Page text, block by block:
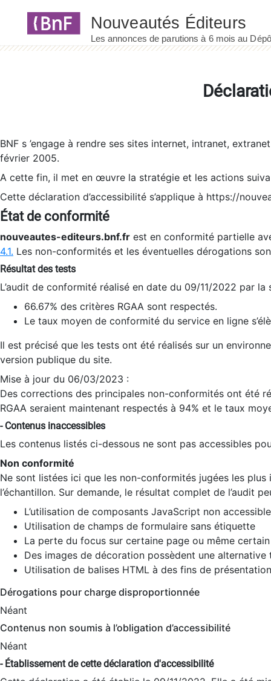
BNF s ’engage à rendre ses sites internet, intranet,
février 2005.
A cette fin, il met en œuvre la stratégie et les actions
Cette déclaration d’accessibilité s’applique à https://
État de conformité
nouveautes-editeurs.bnf.fr est en conformité partielle
4.1. Les non-conformités et les éventuelles dérogations
Résultat des tests
L’audit de conformité réalisé en date du 09/11/2022 par
66.67% des critères RGAA sont respectés.
Le taux moyen de conformité du service en ligne
Il est précisé que les tests ont été réalisés sur un
version publique du site.
Mise à jour du 06/03/2023 :
Des corrections des principales non-conformités ont été
RGAA seraient maintenant respectés à 94% et le taux
- Contenus inaccessibles
Les contenus listés ci-dessous ne sont pas accessibles
Non conformité
Ne sont listées ici que les non-conformités jugées les
l’échantillon. Sur demande, le résultat complet de l’audit
L’utilisation de composants JavaScript non
Utilisation de champs de formulaire sans étiquette
La perte du focus sur certaine page ou même
Des images de décoration possèdent une alternative
Utilisation de balises HTML à des fins de
Dérogations pour charge disproportionnée
Néant
Contenus non soumis à l’obligation d’accessibilité
Néant
- Établissement de cette déclaration d'accessibilité